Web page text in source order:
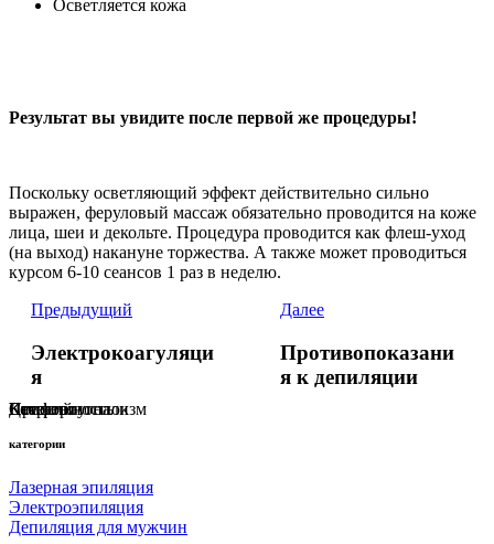
Осветляется кожа
Результат вы увидите после первой же процедуры!
Поскольку осветляющий эффект действительно сильно
выражен, феруловый массаж обязательно проводится на коже
лица, шеи и декольте. Процедура проводится как флеш-уход
(на выход) накануне торжества. А также может проводиться
курсом 6-10 сеансов 1 раз в неделю.
Предыдущий
Электрокоагуляци
я
Далее
Противопоказани
я к депиляции
Профессионализм
Комфорт
Качество
Детский уголок
Стерильность
категории
Лазерная эпиляция
Электроэпиляция
Депиляция для мужчин